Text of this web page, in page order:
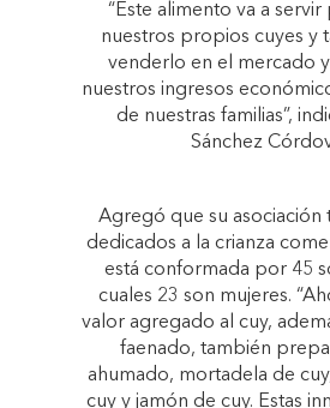
“Este alimento va a servir
nuestros propios cuyes y
venderlo en el mercado
nuestros ingresos
de nuestras familias”,
Sánchez
Agregó que su asociación
dedicados a la crianza
está conformada por 45
cuales 23 son mujeres.
valor agregado al cuy,
faenado, también
ahumado, mortadela de
cuy y jamón de cuy. Estas